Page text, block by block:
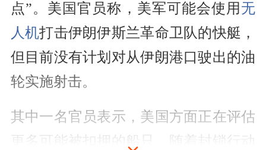
点”。美国官员称，美军可能会使用 无
人机打击伊朗伊斯兰革命卫队的快艇，
但目前没有计划对从伊朗港口驶出的油
轮实施射击。
其中一名官员表示，美国方面正在评估
更多可能被扣押的船只。随着封锁行动